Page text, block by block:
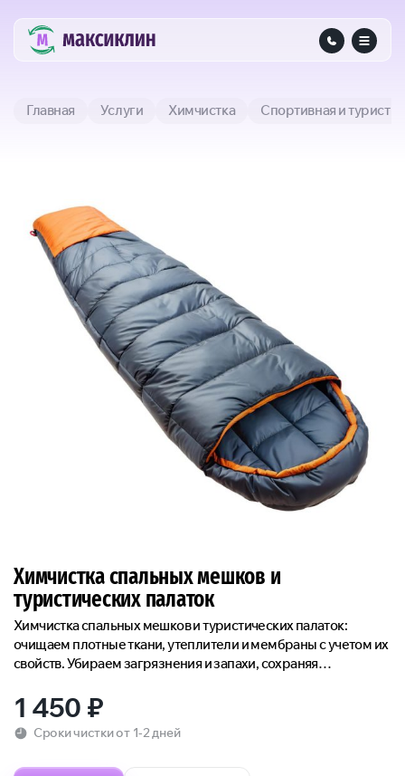
Главная Услуги Химчистка Спортивная и
Химчистка спальных мешков и
туристических палаток
Химчистка спальных мешков и туристических палаток:
очищаем плотные ткани, утеплители и мембраны с учетом их
свойств. Убираем загрязнения и запахи, сохраняя
1 450 ₽
Сроки чистки от 1-2 дней